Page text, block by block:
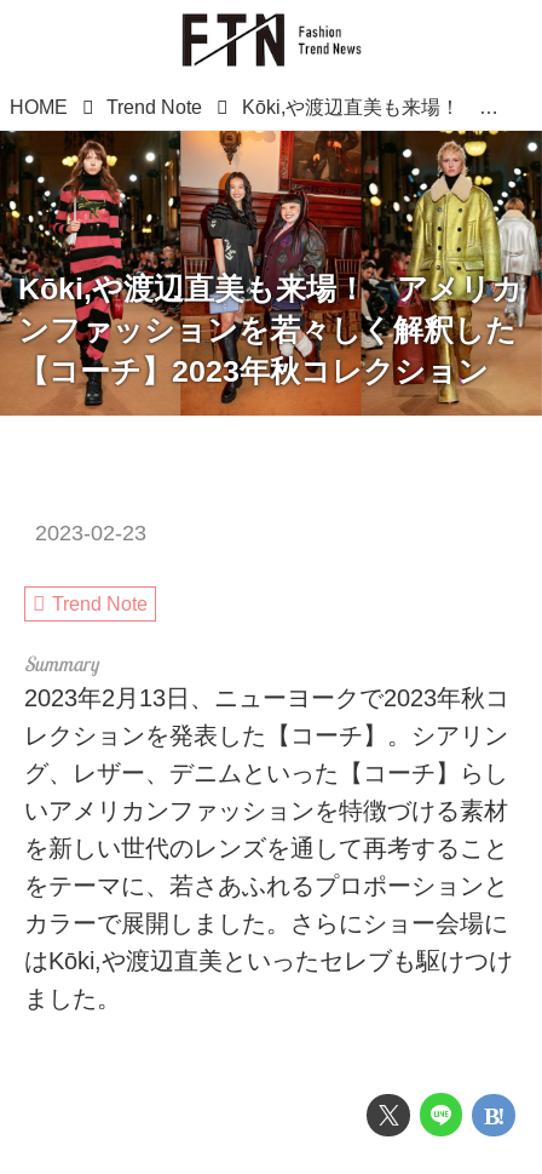
HOME Trend Note Kōki,や渡辺直美も来場！ アメリカンファッションを若々しく解釈した【コーチ】2023年秋コレクション
Kōki,や渡辺直美も来場！ アメリカ
ンファッションを若々しく解釈した
【コーチ】2023年秋コレクション
2023-02-23
Trend Note
2023年2月13日、ニューヨークで2023年秋コ
レクションを発表した【コーチ】。シアリン
グ、レザー、デニムといった【コーチ】らし
いアメリカンファッションを特徴づける素材
を新しい世代のレンズを通して再考すること
をテーマに、若さあふれるプロポーションと
カラーで展開しました。さらにショー会場に
はKōki,や渡辺直美といったセレブも駆けつけ
ました。